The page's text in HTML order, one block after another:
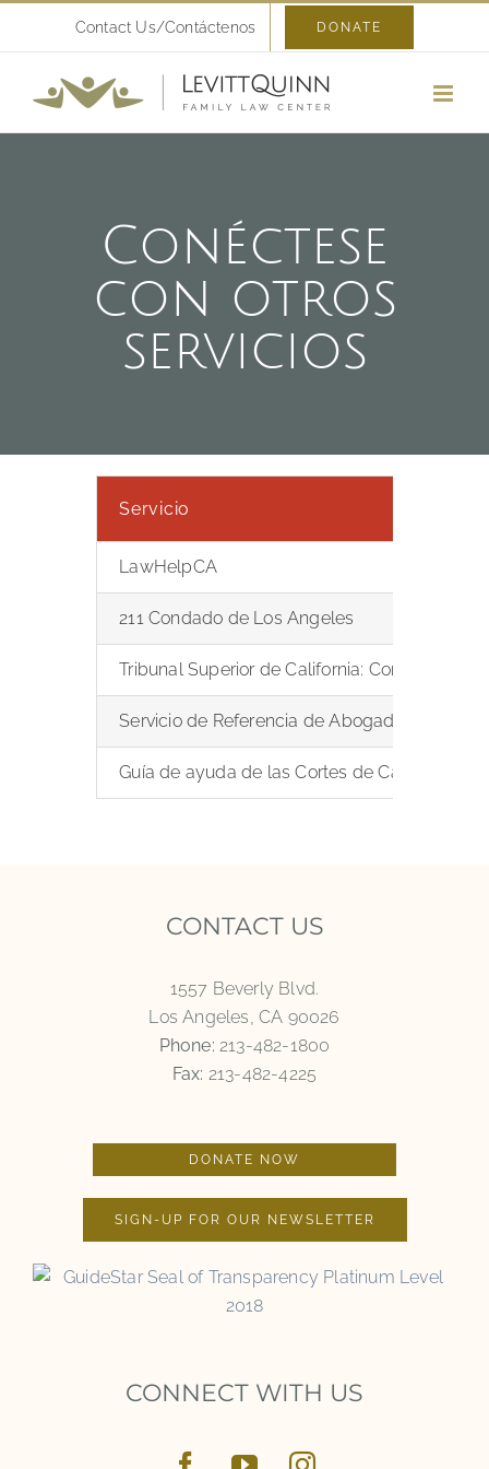
Contact Us/Contáctenos DONATE
Conéctese
con otros
servicios
Servicio
LawHelpCA
211 Condado de Los Angeles
Tribunal Superior de California: Condado de
Servicio de Referencia de Abogados (LRS)
Guía de ayuda de las Cortes de California
CONTACT US
1557 Beverly Blvd.
Los Angeles, CA 90026
Phone: 213-482-1800
Fax: 213-482-4225
DONATE NOW
SIGN-UP FOR OUR NEWSLETTER
CONNECT WITH US